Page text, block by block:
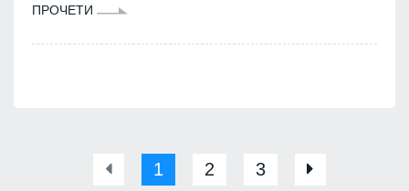
ПРОЧЕТИ
1 2 3